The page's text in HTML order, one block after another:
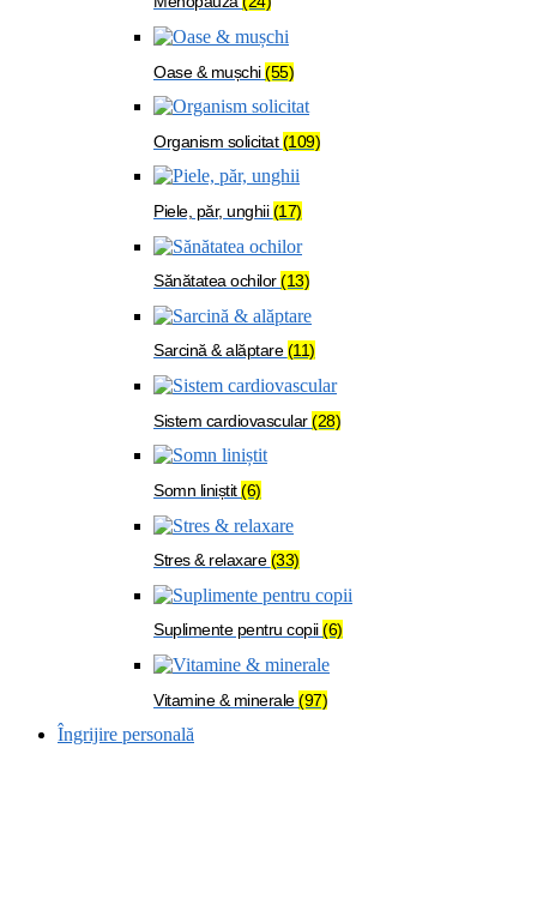
Oase & mușchi(55)
Organism solicitat(109)
Piele, păr, unghii(17)
Sănătatea ochilor(13)
Sarcină & alăptare(11)
Sistem cardiovascular(28)
Somn liniștit(6)
Stres & relaxare(33)
Suplimente pentru copii(6)
Vitamine & minerale(97)
Îngrijire personală